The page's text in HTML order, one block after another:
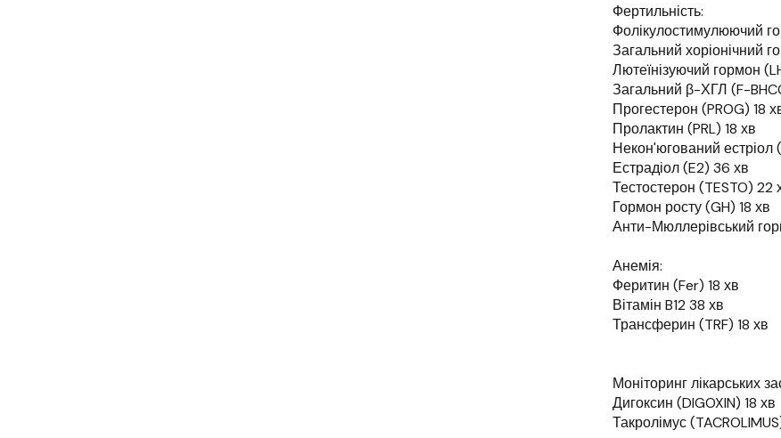
Фертильність:
Фолікулостимулюючий
Загальний хоріонічний
Лютеїнізуючий гормон
Загальний β-ХГЛ (F-
Прогестерон (PROG) 18
Пролактин (PRL) 18 хв
Некон'югований естріол
Естрадіол (E2) 36 хв
Тестостерон (TESTO) 22
Гормон росту (GH) 18 хв
Анти-Мюллерівський
Анемія:
Феритин (Fer) 18 хв
Вітамін B12 38 хв
Трансферин (TRF) 18 хв
Моніторинг лікарських
Дигоксин (DIGOXIN) 18 хв
Такролімус